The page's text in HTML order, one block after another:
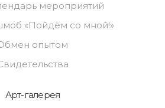
мероприятий
«Пойдём со мной!»
опытом
Арт-галерея